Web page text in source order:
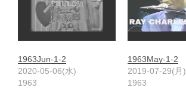
1963Jun-1-2
2020-05-06(水)
1963
1963May-1-2
2019-07-29(月)
1963